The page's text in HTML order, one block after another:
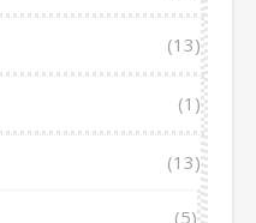
(13)
(1)
(13)
(5)